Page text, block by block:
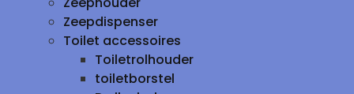
Zeepdispenser
Toilet accessoires
Toiletrolhouder
toiletborstel